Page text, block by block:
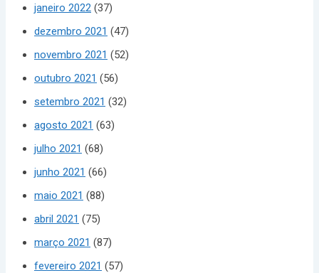
janeiro 2022 (37)
dezembro 2021 (47)
novembro 2021 (52)
outubro 2021 (56)
setembro 2021 (32)
agosto 2021 (63)
julho 2021 (68)
junho 2021 (66)
maio 2021 (88)
abril 2021 (75)
março 2021 (87)
fevereiro 2021 (57)